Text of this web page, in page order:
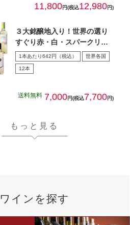
11,800円(税込12,980円)
３大銘醸地入り！世界の選り
すぐり赤・白・スパークリン
グワイン飲み比べ１2本セッ
ト…
1本あたり642円（税込） 世界各国
12本
送料無料 7,000円(税込7,700円)
もっと見る
ワインを探す